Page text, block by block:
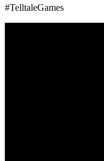
#TelltaleGames